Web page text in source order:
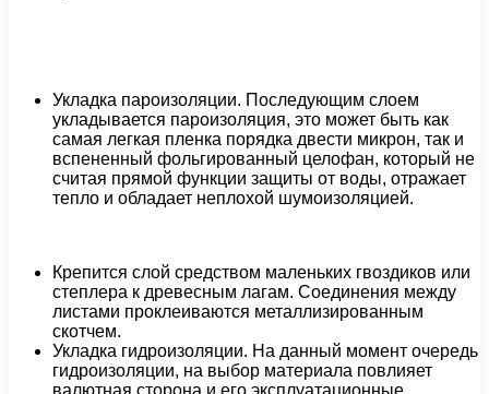
Укладка пароизоляции. Последующим слоем
укладывается пароизоляция, это может быть как
самая легкая пленка порядка двести микрон, так и
вспененный фольгированный целофан, который не
считая прямой функции защиты от воды, отражает
тепло и обладает неплохой шумоизоляцией.
Крепится слой средством маленьких гвоздиков или
степлера к древесным лагам. Соединения между
листами проклеиваются металлизированным
скотчем.
Укладка гидроизоляции. На данный момент очередь
гидроизоляции, на выбор материала повлияет